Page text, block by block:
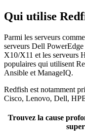
Qui utilise
Parmi les serveurs
serveurs Dell
X10/X11 et les serveurs
populaires qui utilisent
Ansible et ManageIQ.
Redfish est notamment
Cisco, Lenovo, Dell,
Trouvez la cause